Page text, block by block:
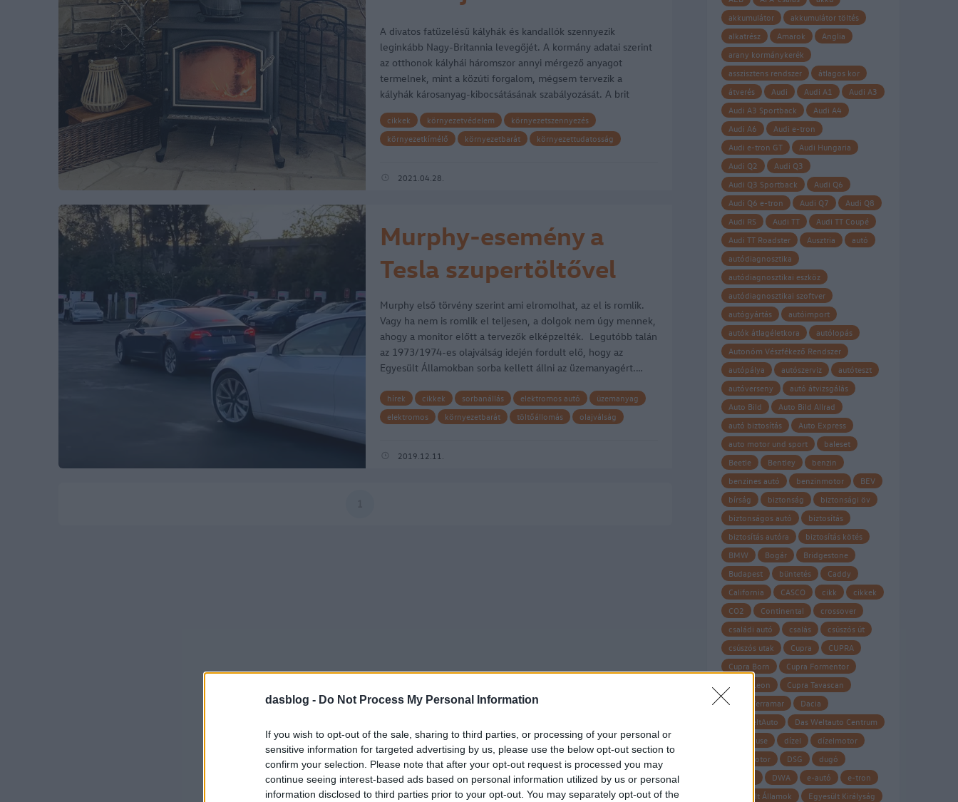
dasblog - Do Not Process My Personal Information
If you wish to opt-out of the sale, sharing to third parties, or processing of your personal or
sensitive information for targeted advertising by us, please use the below opt-out section to
confirm your selection. Please note that after your opt-out request is processed you may
continue seeing interest-based ads based on personal information utilized by us or personal
information disclosed to third parties prior to your opt-out. You may separately opt-out of the
szennyezik a levegőt,
mint az autók
A divatos fatüzelésű kályhák és kandallók szennyezik
leginkább Nagy-Britannia levegőjét. A kormány adatai szerint
az otthonok kályhái háromszor annyi mérgező anyagot
termelnek, mint a közúti forgalom, mégsem tervezik a
kályhák károsanyag-kibocsátásának szabályozását. A brit
Környezetvédelmi,…
cikkek környezetvédelem
környezetszennyezés
környezetkímélő
környezetbarát
környezettudatosság
károsanyag-kibocsátás
2021.04.28.
Murphy-esemény a
Tesla szupertöltővel
Murphy első törvény szerint ami elromolhat, az el is romlik.
Vagy ha nem is romlik el teljesen, a dolgok nem úgy mennek,
ahogy a monitor előtt a tervezők elképzelték. Legutóbb talán
az 1973/1974-es olajválság idején fordult elő, hogy az
Egyesült Államokban sorba kellett állni az üzemanyagért.…
hírek cikkek sorbanállás elektromos autó
üzemanyag
elektromos
környezetbarát töltőállomás
olajválság
modern technológia
2019.12.11.
akkumulátor
akkumulátor töltés
alkatrész
Amarok
Anglia
arany kormánykerék
asszisztens rendszer
átlagos kor
átverés
Audi Audi A1
Audi A3
Audi A3 Sportback
Audi A4
Audi A6
Audi e-tron
Audi e-tron GT
Audi Hungaria
Audi Q2
Audi Q3
Audi Q3 Sportback
Audi Q6
Audi Q6 e-tron
Audi Q7
Audi Q8
Audi RS
Audi TT
Audi TT Coupé
Audi TT Roadster
Ausztria
autó
autódiagnosztika
autódiagnosztikai eszköz
autódiagnosztikai szoftver
autógyártás
autóimport
autók átlagéletkora
autólopás
Autonóm Vészfékező Rendszer
autópálya
autószerviz
autóteszt
autóverseny
autó átvizsgálás
Auto Bild
Auto Bild Allrad
autó biztosítás
Auto Express
auto motor und sport
baleset
Beetle
Bentley
benzin
benzines autó
benzinmotor
BEV
bírság
biztonság
biztonsági öv
biztonságos autó
biztosítás
biztosítás autóra
biztosítás kötés
BMW
Bogár
Bridgestone
Budapest
büntetés
Caddy
California
CASCO cikk
cikkek
CO2
Continental
crossover
családi autó
csalás
csúszós út
csúszós utak
Cupra
CUPRA
Cupra Born
Cupra Formentor
Cupra Leon
Cupra Tavascan
Cupra Terramar
Dacia
Das WeltAuto
Das Weltauto Centrum
Datahouse
dízel
dízelmotor
dízel motor
DSG
dugó
DWA e-autó
e-tron
Egyesült Államok
Egyesült Királyság